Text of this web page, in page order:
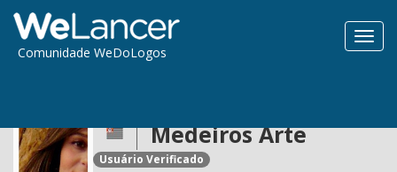
Comunidade WeDoLogos
Medeiros Arte
Usuário Verificado